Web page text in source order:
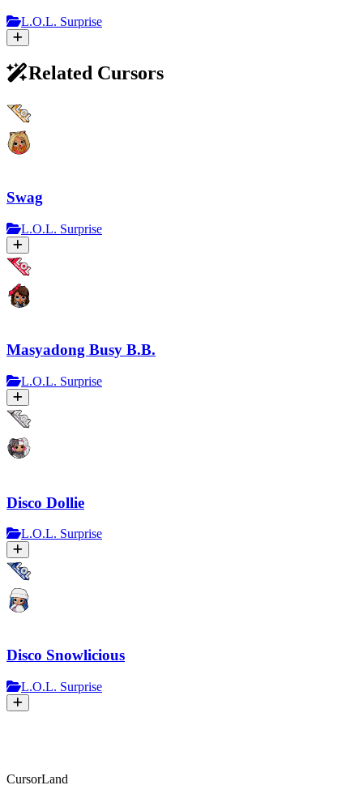
L.O.L. Surprise
Related Cursors
Swag
L.O.L. Surprise
Masyadong Busy B.B.
L.O.L. Surprise
Disco Dollie
L.O.L. Surprise
Disco Snowlicious
L.O.L. Surprise
CursorLand